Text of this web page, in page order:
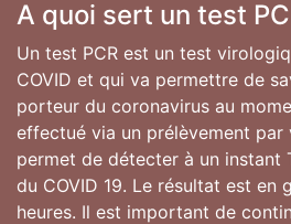
A quoi sert un test
Un test PCR est un test
COVID et qui va permettre de
porteur du coronavirus au
effectué via un prélèvement par
permet de détecter à un instant
du COVID 19. Le résultat est en
heures. Il est important de